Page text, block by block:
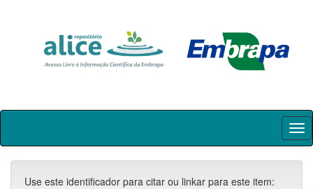
Skip
Use este identificador para citar ou linkar para este item: